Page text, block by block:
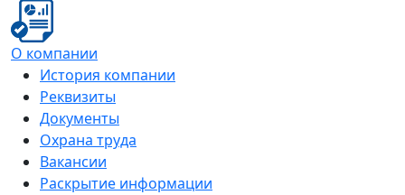
О компании
История компании
Реквизиты
Документы
Охрана труда
Вакансии
Раскрытие информации